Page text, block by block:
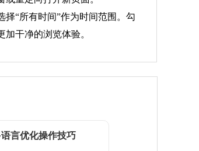
择“所有时间”作为时间范围。勾
干净的浏览体验。
言优化操作技巧